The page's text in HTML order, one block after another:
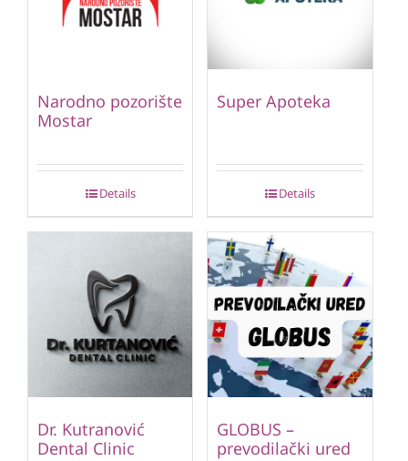
Narodno pozorište
Mostar
Details
Super Apoteka
Details
Dr. Kutranović
Dental Clinic
GLOBUS –
prevodilački ured